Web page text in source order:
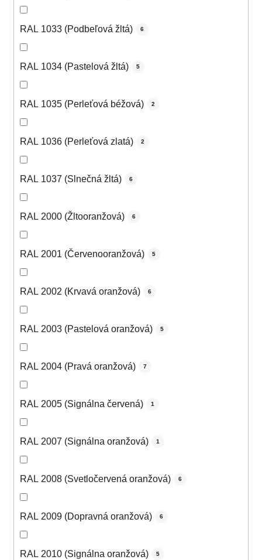
RAL 1033 (Podbeľová žltá) 6
RAL 1034 (Pastelová žltá) 5
RAL 1035 (Perleťová béžová) 2
RAL 1036 (Perleťová zlatá) 2
RAL 1037 (Slnečná žltá) 6
RAL 2000 (Žltooranžová) 6
RAL 2001 (Červenooranžová) 5
RAL 2002 (Krvavá oranžová) 6
RAL 2003 (Pastelová oranžová) 5
RAL 2004 (Pravá oranžová) 7
RAL 2005 (Signálna červená) 1
RAL 2007 (Signálna oranžová) 1
RAL 2008 (Svetločervená oranžová) 6
RAL 2009 (Dopravná oranžová) 6
RAL 2010 (Signálna oranžová) 5